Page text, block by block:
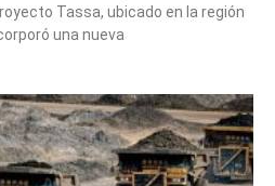
Tassa, ubicado en la región
una nueva